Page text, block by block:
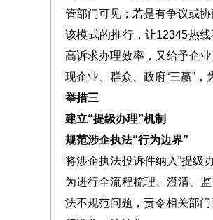
管部门可见；若是有争议或
该模式的推行，让12345热
高诉求办理效率，又给予企
现企业、群众、政府“三赢”，
举措三
建立“提级办理”机制
规范涉企执法“行为边界”
将涉企执法投诉件纳入“提级
为进行全流程梳理、澄清、
法不规范问题，责令相关部